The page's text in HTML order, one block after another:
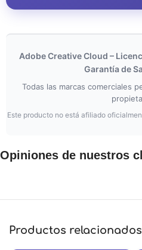
Adobe Creative Cloud –
Garantía de
Todas las marcas comerciales
Este producto no está afiliado
Opiniones de nuestros
Edwin Garcia
Productos relacionados